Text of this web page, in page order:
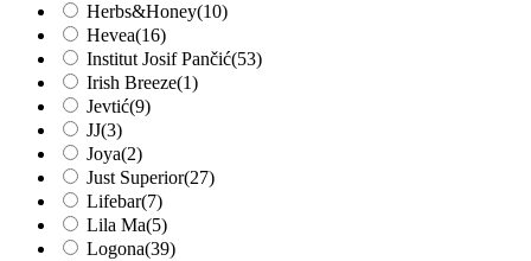
Herbs&Honey(10)
Hevea(16)
Institut Josif Pančić(53)
Irish Breeze(1)
Jevtić(9)
JJ(3)
Joya(2)
Just Superior(27)
Lifebar(7)
Lila Ma(5)
Logona(39)